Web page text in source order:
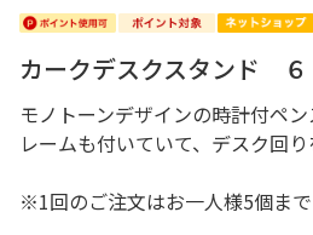
カークデスクスタンド ６
モノトーンデザインの時計付ペ
レームも付いていて、デスク回り
※1回のご注文はお一人様5個まで